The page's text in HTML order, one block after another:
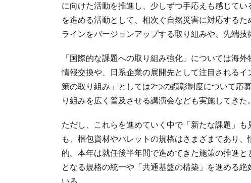
に向けた活動を推進し、少しずつ手応えも感じて
を進める活動として、相次ぐ自然災害に対応する
ラインをバージョンアップする取り組みや、先端技
「国際的な課題への取り組み強化」については海
情報交換や、日系企業の展開先として注目される
策の取り組み」としては2つの顕彰制度について応
り組みを広く普及させる講演会なども実施してきた。
ただし、これらを進めていく中で「新たな課題」
も、梱包資材やパレットの規格はさまざまであり
的。本年は就任後半年間で進めてきた施策の推進
となる規格の統一や「共通基盤の構築」を進める
いる。